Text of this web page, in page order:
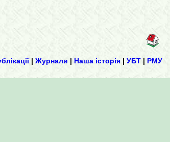
| Журнали | Наша історія | УБТ | РМУ